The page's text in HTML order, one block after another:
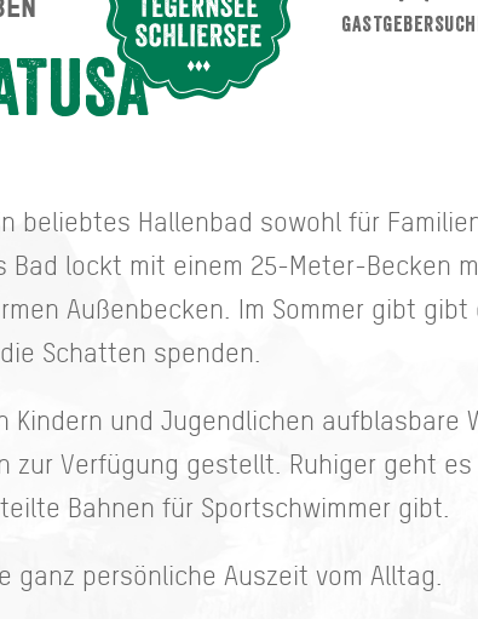
beliebtes Hallenbad sowohl für
Bad lockt mit einem 25-Meter-Becken
Außenbecken. Im Sommer gibt
Schatten spenden.
Kindern und Jugendlichen aufblasbare
zur Verfügung gestellt. Ruhiger geht
Bahnen für Sportschwimmer gibt.
ganz persönliche Auszeit vom Alltag.
abschicken